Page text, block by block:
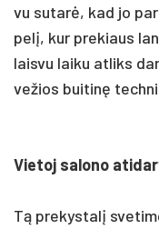
vu su­tarė, kad jo
pelį, kur pre­kiaus
lais­vu lai­ku at­liks
ve­žios bui­tinę
Vie­toj sa­lo­no
Tą pre­kys­talį